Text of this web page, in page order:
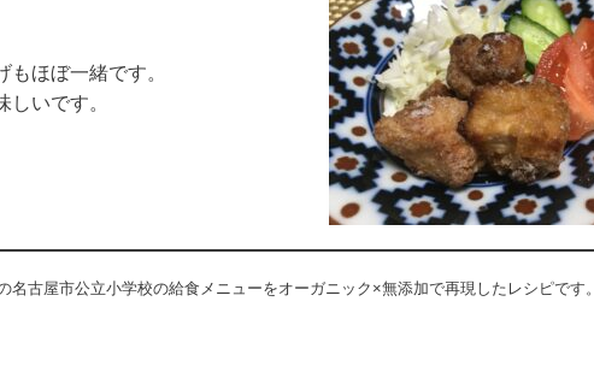
ほぼ一緒です。
いです。
名古屋市公立小学校の給食メニューをオーガニック×無添加で再現したレシピです。